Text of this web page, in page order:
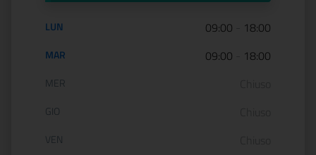
Orario di apertura:
LUN 09:00 18:00
MAR 09:00 18:00
MER
GIO
VEN